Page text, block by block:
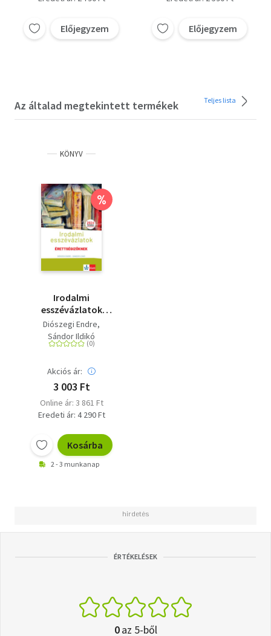
Előjegyzem Előjegyzem
Az általad megtekintett termékek Teljes lista
KÖNYV
%
Irodalmi
esszévázlatok
érettségizőknek -
Közép- és emelt
szinten
Diószegi Endre
Sándor Ildikó
Akciós ár:
3 003 Ft
Online ár: 3 861 Ft
Eredeti ár: 4 290 Ft
Kosárba
2 - 3 munkanap
ÉRTÉKELÉSEK
0az 5-ből